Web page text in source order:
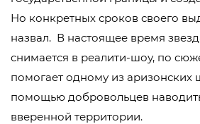
Но конкретных сроков своего
назвал. В настоящее время
снимается в реалити-шоу, по
помогает одному из аризонских
помощью добровольцев
вверенной территории.